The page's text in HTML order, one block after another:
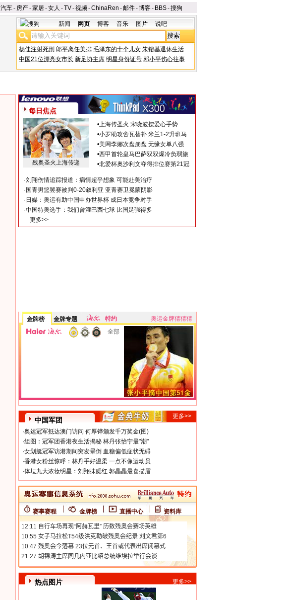
汽车- 房产-家居-女人 -TV-视频-ChinaRen -邮件-博客- BBS-搜狗
新闻 网页 博客 音乐 图片 说吧
杨佳注射死刑 郎平离任美排 毛泽东的十个儿女 朱镕基退休生活
中国21位漂亮女市长 新足协主席 明星身份证号 邓小平伤心往事
每日焦点
残奥圣火上海传递
•上海传圣火 宋晓波摆爱心手势
•小罗助攻舍瓦替补 米兰1-2升班马
•美网李娜次盘崩盘 无缘女单八强
•西甲首轮皇马巴萨双双爆冷负弱旅
•北爱杯奥沙利文夺得排位赛第21冠
·刘翔伤情追踪报道：病情超乎想象 可能赴美治疗
· 国青男篮罢赛被判0-20叙利亚 亚青赛卫冕蒙阴影
· 日媒：奥运有助中国申办世界杯 成日本竞争对手
·中国特奥选手：我们曾灌巴西七球 比国足强得多
更多>>
金牌榜 金牌专题 特约
奥运金牌猜猜猜
全部
中国军团
更多>>
·奥运冠军抵达澳门访问 何厚铧颁发千万奖金(图)
·组图：冠军团香港夜生活揭秘 林丹张怡宁最"潮"
·女划艇冠军访港期间突发晕倒 血糖偏低症状无碍
·香港女粉丝惊呼：林丹手好温柔 一点不像运动员
·体坛九大浓妆明星：刘翔抹腮红 郭晶晶最喜描眉
赛事赛程 金牌榜 直播中心 资料库
热点图片 更多>>